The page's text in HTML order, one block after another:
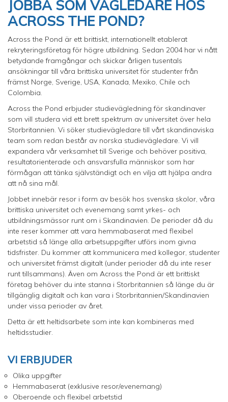
JOBBA SOM VÄGLEDARE HOS
ACROSS THE POND?
Across the Pond är ett brittiskt, internationellt etablerat
rekryteringsföretag för högre utbildning. Sedan 2004 har vi nått
betydande framgångar och skickar årligen tusentals
ansökningar till våra brittiska universitet för studenter från
främst Norge, Sverige, USA, Kanada, Mexiko, Chile och
Colombia.
Across the Pond erbjuder studievägledning för skandinaver
som vill studera vid ett brett spektrum av universitet över hela
Storbritannien. Vi söker studievägledare till vårt skandinaviska
team som redan består av norska studievägledare. Vi vill
expandera vår verksamhet till Sverige och behöver positiva,
resultatorienterade och ansvarsfulla människor som har
förmågan att tänka självständigt och en vilja att hjälpa andra
att nå sina mål.
Jobbet innebär resor i form av besök hos svenska skolor, våra
brittiska universitet och evenemang samt yrkes- och
utbildningsmässor runt om i Skandinavien. De perioder då du
inte reser kommer att vara hemmabaserat med flexibel
arbetstid så länge alla arbetsuppgifter utförs inom givna
tidsfrister. Du kommer att kommunicera med kollegor, studenter
och universitet främst digitalt (under perioder då du inte reser
runt tillsammans). Även om Across the Pond är ett brittiskt
företag behöver du inte stanna i Storbritannien så länge du är
tillgänglig digitalt och kan vara i Storbritannien/Skandinavien
under vissa perioder av året.
Detta är ett heltidsarbete som inte kan kombineras med
heltidsstudier.
VI ERBJUDER
Olika uppgifter
Hemmabaserat (exklusive resor/evenemang)
Oberoende och flexibel arbetstid